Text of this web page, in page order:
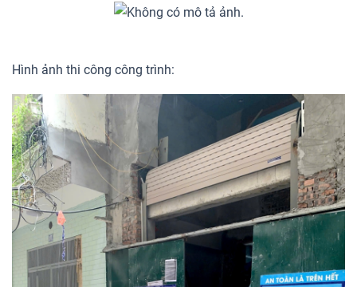
Hình ảnh thi công công trình: